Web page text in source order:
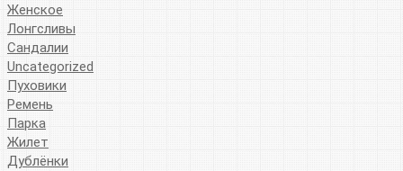
Женское
Лонгсливы
Сандалии
Uncategorized
Пуховики
Ремень
Парка
Жилет
Дублёнки